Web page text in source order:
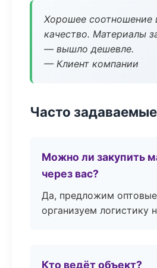
Хорошее соотношение
качество. Материалы
— вышло дешевле.
— Клиент компании
Часто
Можно ли закупить
через вас?
Да, предложим
организуем логистику
Кто ведёт объект?